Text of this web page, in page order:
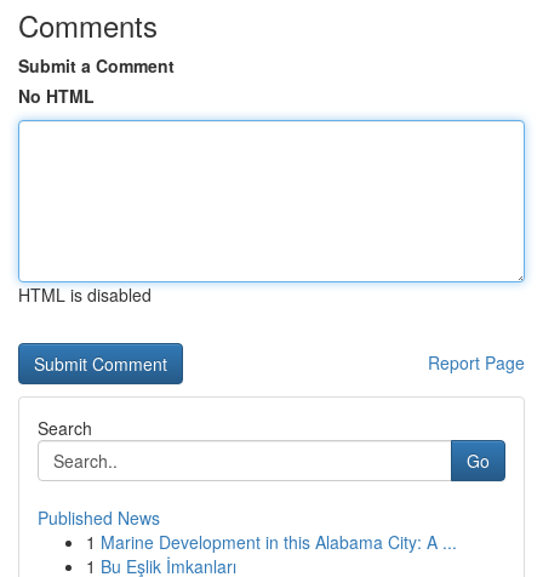
Comments
Submit a Comment
No HTML
HTML is disabled
Report Page
Search
Go
Published News
1 Marine Development in this Alabama City: A ...
1 Bu Eşlik İmkanları